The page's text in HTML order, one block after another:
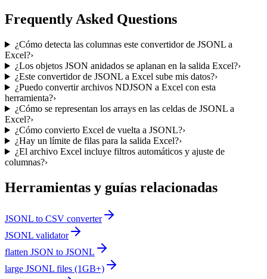
Frequently Asked Questions
¿Cómo detecta las columnas este convertidor de JSONL a
Excel?›
¿Los objetos JSON anidados se aplanan en la salida Excel?›
¿Este convertidor de JSONL a Excel sube mis datos?›
¿Puedo convertir archivos NDJSON a Excel con esta
herramienta?›
¿Cómo se representan los arrays en las celdas de JSONL a
Excel?›
¿Cómo convierto Excel de vuelta a JSONL?›
¿Hay un límite de filas para la salida Excel?›
¿El archivo Excel incluye filtros automáticos y ajuste de
columnas?›
Herramientas y guías relacionadas
JSONL to CSV converter
JSONL validator
flatten JSON to JSONL
large JSONL files (1GB+)